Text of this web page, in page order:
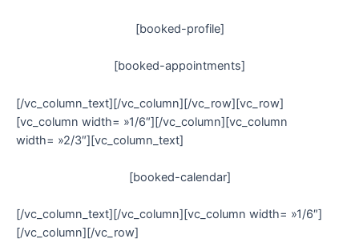
[booked-profile]
[booked-appointments]
[/vc_column_text][/vc_column][/vc_row][vc_row]
[vc_column width= »1/6″][/vc_column][vc_column
width= »2/3″][vc_column_text]
[booked-calendar]
[/vc_column_text][/vc_column][vc_column width= »1/6″]
[/vc_column][/vc_row]